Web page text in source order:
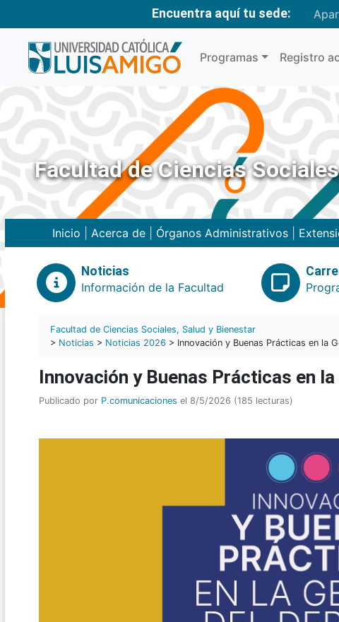
Encuentra aquí tu sede:
Programas Registro
Facultad de Ciencias
Inicio Acerca de| Órganos Administrativos|
Noticias
Información de la Facultad
Facultad de Ciencias Sociales, Salud y Bienestar
> Noticias > Noticias 2026 > Innovación y Buenas Prácticas en la
Innovación y Buenas Prácticas en
Publicado por P.comunicaciones el 8/5/2026 (185 lecturas)